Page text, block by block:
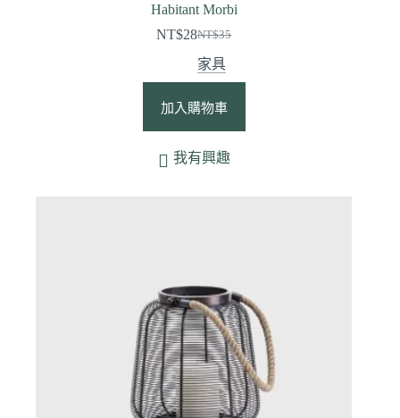
Habitant Morbi
NT$35
NT$28
家具
加入購物車
我有興趣